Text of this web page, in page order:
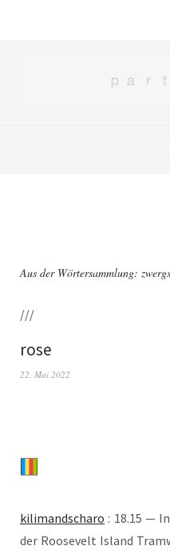
Aus der Wörtersammlung:
///
rose
22. Mai 2022
kili­man­dscha­ro : 18.15 —
der Roo­se­velt Island